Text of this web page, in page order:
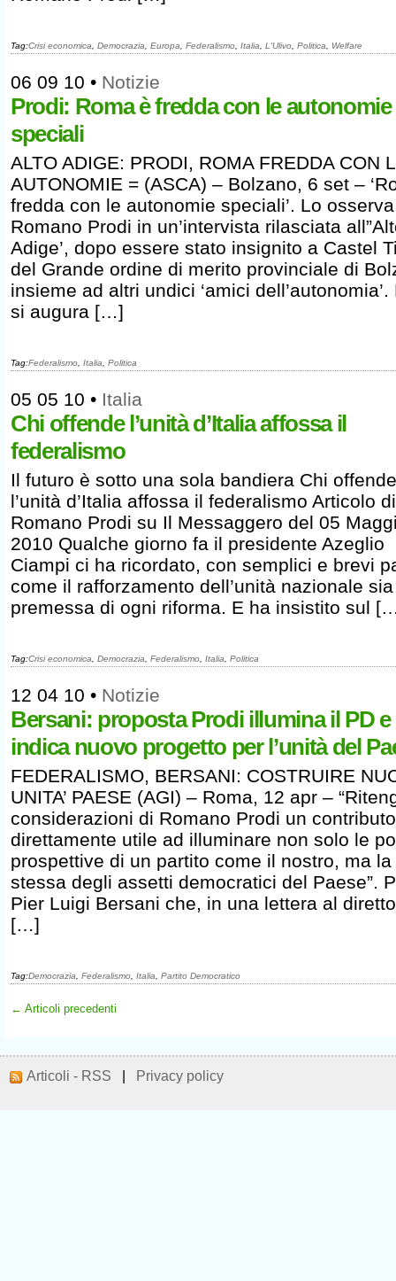
Tag:Crisi economica Democrazia Europa Federalismo Italia L'Ulivo Politica Welfare
06 09 10 • Notizie
Prodi: Roma è fredda con le autonomie
speciali
ALTO ADIGE: PRODI, ROMA FREDDA CON
AUTONOMIE = (ASCA) – Bolzano, 6 set –
fredda con le autonomie speciali’. Lo osserva
Romano Prodi in un’intervista rilasciata
Adige’, dopo essere stato insignito a Castel
del Grande ordine di merito provinciale di
insieme ad altri undici ‘amici dell’autonomia’.
si augura […]
Tag:Federalismo Italia Politica
05 05 10 • Italia
Chi offende l’unità d’Italia affossa il
federalismo
Il futuro è sotto una sola bandiera Chi offende
l’unità d’Italia affossa il federalismo Articolo di
Romano Prodi su Il Messaggero del 05
2010 Qualche giorno fa il presidente Azeglio
Ciampi ci ha ricordato, con semplici e brevi
come il rafforzamento dell’unità nazionale
premessa di ogni riforma. E ha insistito sul
Tag:Crisi economica Democrazia Federalismo Italia Politica
12 04 10 • Notizie
Bersani: proposta Prodi illumina il PD e
indica nuovo progetto per l’unità del
FEDERALISMO, BERSANI: COSTRUIRE
UNITA’ PAESE (AGI) – Roma, 12 apr –
considerazioni di Romano Prodi un contributo
direttamente utile ad illuminare non solo le
prospettive di un partito come il nostro, ma la
stessa degli assetti democratici del Paese”.
Pier Luigi Bersani che, in una lettera al
[…]
Tag:Democrazia Federalismo Italia Partito Democratico
← Articoli precedenti
Articoli - RSS Privacy policy